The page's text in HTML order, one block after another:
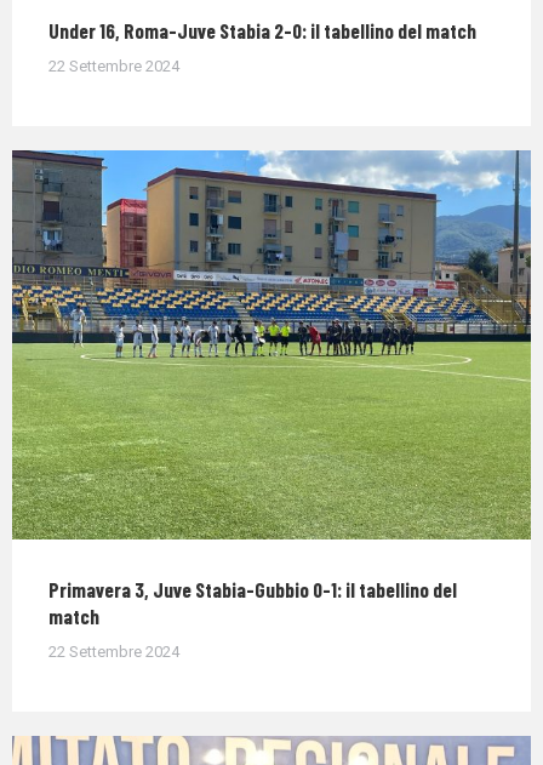
Under 16, Roma-Juve Stabia 2-0: il tabellino del match
22 Settembre 2024
Primavera 3, Juve Stabia-Gubbio 0-1: il tabellino del
match
22 Settembre 2024